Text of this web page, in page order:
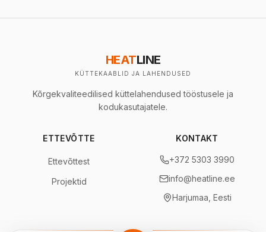
HEATLINE
KÜTTEKAABLID JA LAHENDUSED
Kõrgekvaliteedilised küttelahendused tööstusele ja
kodukasutajatele.
ETTEVÕTTE
Ettevõttest
Projektid
KONTAKT
+372 5303 3990
info@heatline.ee
Harjumaa, Eesti